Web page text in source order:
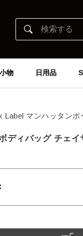
小物 日用品
Label マンハッタン
ディバッグ チェイ